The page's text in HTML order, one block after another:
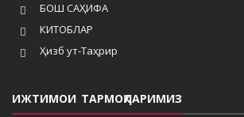
БОШ САҲИФА
КИТОБЛАР
Ҳизб ут-Таҳрир
ИЖТИМОИ ТАРМОҚЛАРИМИЗ